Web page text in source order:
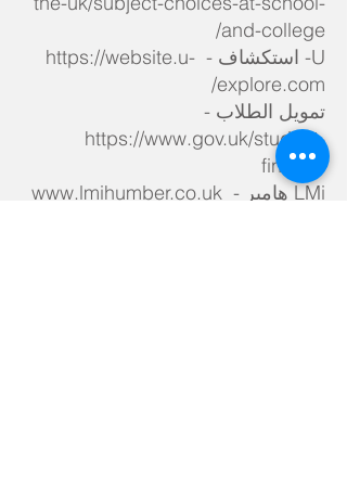
and-college/
U- استكشاف -
https://website.u-
explore.com/
تمويل الطلاب -
https://www.gov.uk/student-
finance
LMi هامبر -
www.lmihumber.co.uk